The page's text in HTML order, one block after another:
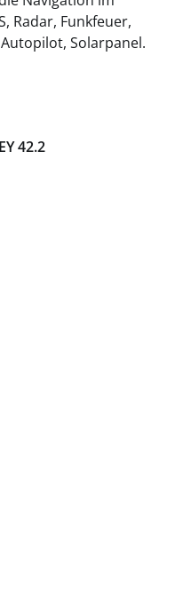
Radar, Funkfeuer,
Solarpanel.
2 60 Meilen von
restauriert mit
und Kühlschrank und
zwei
42.2